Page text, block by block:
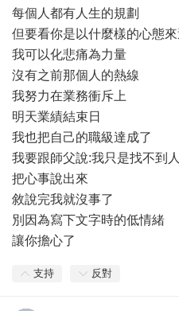
每個人都有人生的規劃
但要看你是以什麼樣的心態
我可以化悲痛為力量
沒有之前那個人的熱線
我努力在業務衝斥上
明天業績結束日
我也把自己的職級達成了
我要跟師父說:我只是找不到人
把心事說出來
敘說完我就沒事了
別因為寫下文字時的低情緒
讓你擔心了
支持 反對